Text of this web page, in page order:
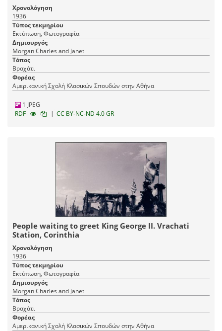
Χρονολόγηση
1936
Τύπος τεκμηρίου
Εκτύπωση, Φωτογραφία
Δημιουργός
Morgan Charles and Janet
Τόπος
Βραχάτι
Φορέας
Αμερικανική Σχολή Κλασικών Σπουδών στην Αθήνα
1 JPEG
RDF
| CC BY-NC-ND 4.0 GR
People waiting to greet King George II. Vrachati
Station, Corinthia
Χρονολόγηση
1936
Τύπος τεκμηρίου
Εκτύπωση, Φωτογραφία
Δημιουργός
Morgan Charles and Janet
Τόπος
Βραχάτι
Φορέας
Αμερικανική Σχολή Κλασικών Σπουδών στην Αθήνα